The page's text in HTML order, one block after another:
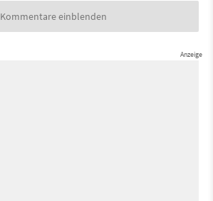
Kommentare einblenden